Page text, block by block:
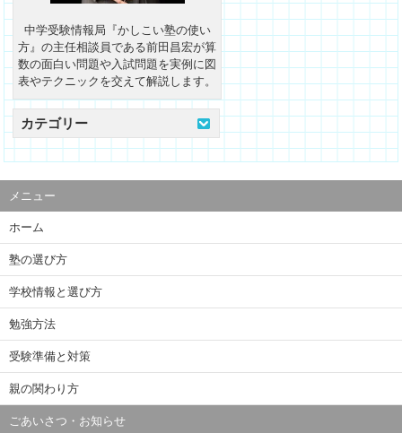
中学受験情報局『かしこい塾の使い
方』の主任相談員である前田昌宏が算
数の面白い問題や入試問題を実例に図
表やテクニックを交えて解説します。
カテゴリー
メニュー
ホーム
塾の選び方
学校情報と選び方
勉強方法
受験準備と対策
親の関わり方
ごあいさつ・お知らせ